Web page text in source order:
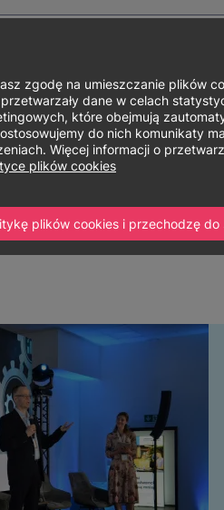
Studia i szkolenia Nauka i
zgodę na umieszczanie
dane w celach
które obejmują
do nich komunikaty
Więcej informacji o
plików cookies
plików cookies i przechodzę do